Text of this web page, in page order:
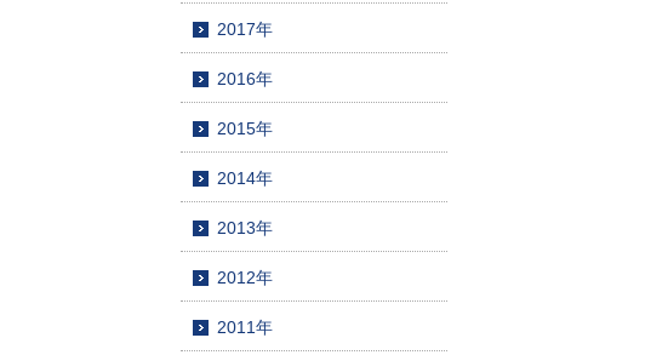
2017年
2016年
2015年
2014年
2013年
2012年
2011年